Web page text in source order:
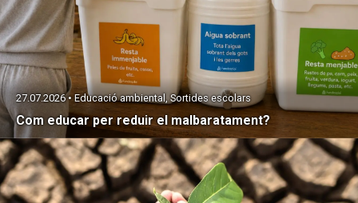
Com educar per reduir el malbaratament?
27.07.2026 • Educació ambiental, Sortides escolars